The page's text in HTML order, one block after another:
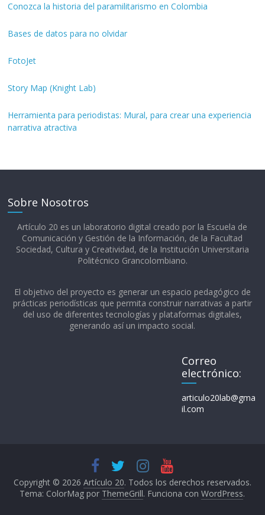
Conozca la historia del paramilitarismo en Colombia
Bases de datos para no olvidar
FotoJet
Story Map (Knight Lab)
Herramienta para periodistas: Mural, para crear una experiencia
narrativa atractiva
Sobre Nosotros
Artículo 20 es un laboratorio digital creado por la Escuela de
Comunicación y Gestión de la Información, de la Facultad
Sociedad, Cultura y Creatividad, de la Institución Universitaria
Politécnico Grancolombiano.​
El objetivo del proyecto es generar un espacio pedagógico de
prácticas periodísticas que permita construir narrativas a partir
del uso de diferentes tecnologías y plataformas digitales,
generando así un impacto social.
Correo
electrónico:
articulo20lab@gma
il.com
Copyright © 2026 Artículo 20. Todos los derechos reservados.
Tema: ColorMag por ThemeGrill. Funciona conWordPress.